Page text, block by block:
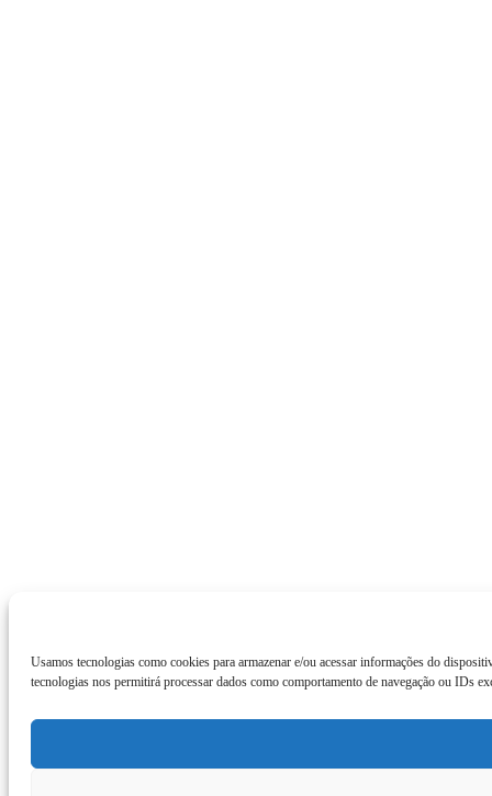
Usamos tecnologias como cookies para armazenar e/ou acessar informações do
tecnologias nos permitirá processar dados como comportamento de navegação ou IDs